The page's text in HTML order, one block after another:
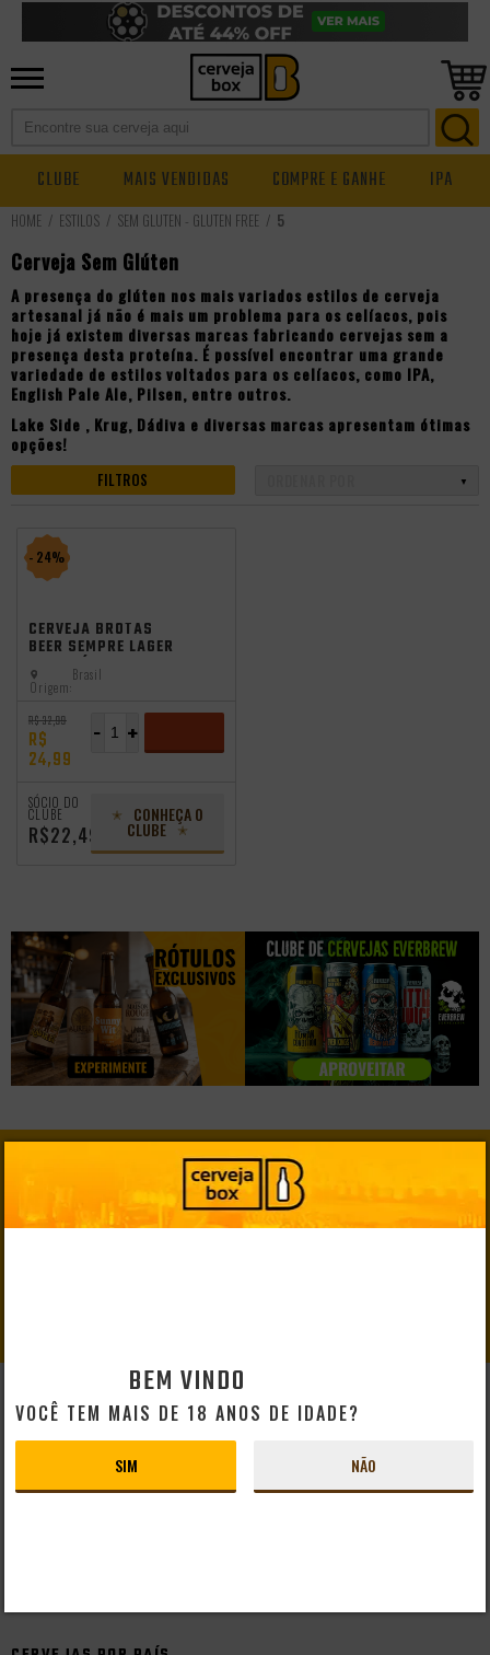
CLUBE MAIS VENDIDAS COMPRE E GANHE IPA
ESTILOS SEM GLÚTEN - GLUTEN FREE 5
Cerveja Sem Glúten
A presença do glúten nos mais variados estilos de cerveja
artesanal já não é mais um problema para os celíacos, pois
hoje já existem diversas marcas fabricando cervejas sem a
presença desta proteína. É possível encontrar uma grande
variedade de estilos voltados para os celíacos, como IPA,
English Pale Ale, Pilsen, entre outros.
Lake Side , Krug, Dádiva e diversas marcas apresentam ótimas
opções!
FILTROS
- 24%
CERVEJA BROTAS
BEER SEMPRE LAGER
SEM GLÚTEN 500ML
Origem:
Brasil
R$ 32,99
R$
24,99
+
-
SÓCIO DO
CLUBE
R$22,49
CONHEÇA O
CLUBE
10% DE DESCONTO
EM SEU PRIMEIRO PEDIDO
AJUDA E SUPORTE
Perguntas Frequentes
BEM VINDO
VOCÊ TEM MAIS DE 18 ANOS DE IDADE?
SIM NÃO